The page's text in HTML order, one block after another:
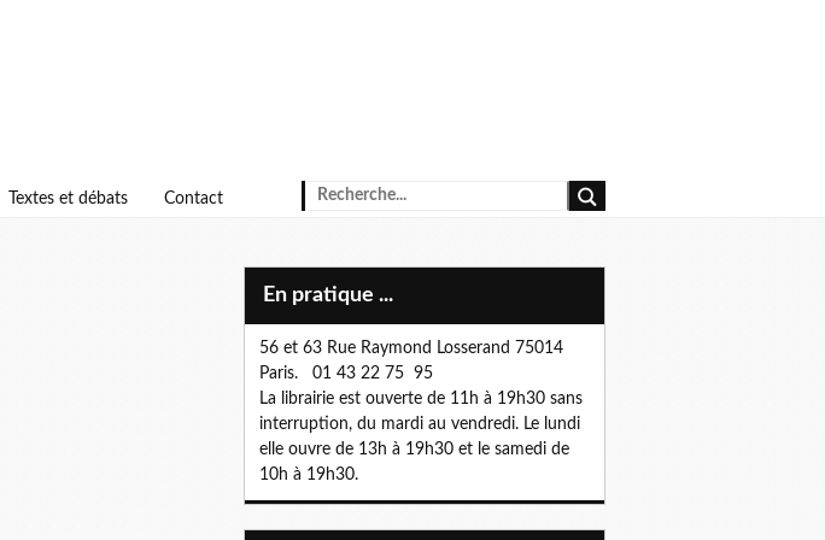
Textes et débats Contact
En pratique ...
56 et 63 Rue Raymond Losserand 75014
Paris. 01 43 22 75 95
La librairie est ouverte de 11h à 19h30 sans
interruption, du mardi au vendredi. Le lundi
elle ouvre de 13h à 19h30 et le samedi de
10h à 19h30.